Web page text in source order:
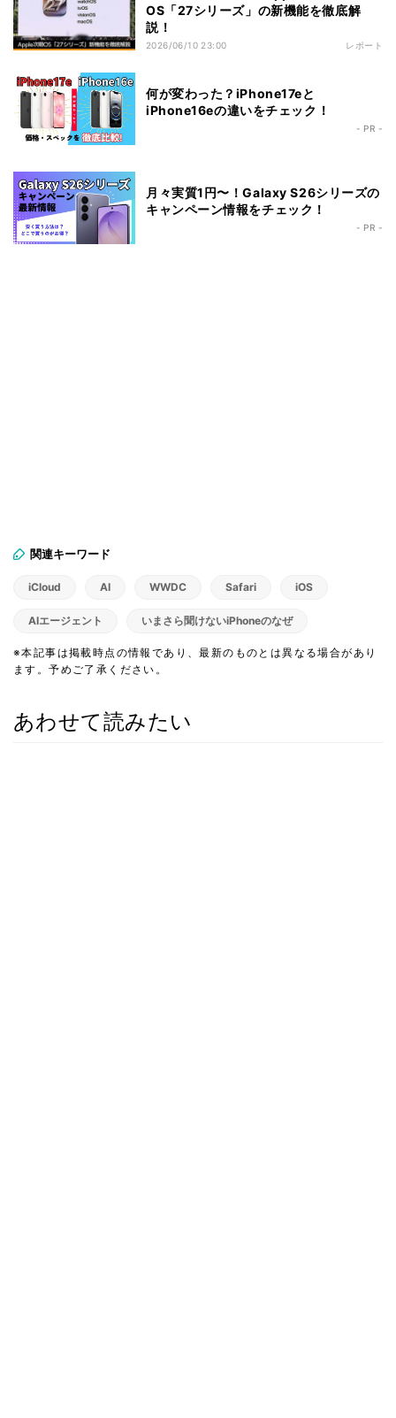
OS「27シリーズ」の新機能を徹底解
説！
2026/06/10 23:00 レポート
何が変わった？iPhone17eと
iPhone16eの違いをチェック！
- PR -
月々実質1円〜！Galaxy S26シリーズの
キャンペーン情報をチェック！
- PR -
関連キーワード
iCloud AI WWDC Safari iOS
AIエージェント いまさら聞けないiPhoneのなぜ
※本記事は掲載時点の情報であり、最新のものとは異なる場合があり
ます。予めご了承ください。
あわせて読みたい